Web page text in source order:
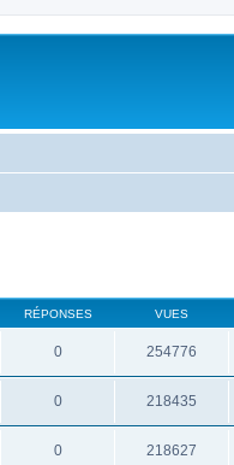
RÉPONSES VUES
0 254776
0 218435
0 218627